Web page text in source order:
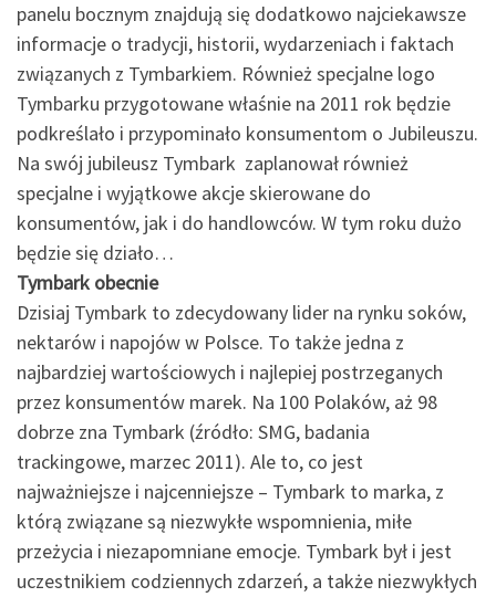
panelu bocznym znajdują się dodatkowo najciekawsze
informacje o tradycji, historii, wydarzeniach i faktach
związanych z Tymbarkiem. Również specjalne logo
Tymbarku przygotowane właśnie na 2011 rok będzie
podkreślało i przypominało konsumentom o Jubileuszu.
Na swój jubileusz Tymbark zaplanował również
specjalne i wyjątkowe akcje skierowane do
konsumentów, jak i do handlowców. W tym roku dużo
będzie się działo…
Tymbark obecnie
Dzisiaj Tymbark to zdecydowany lider na rynku soków,
nektarów i napojów w Polsce. To także jedna z
najbardziej wartościowych i najlepiej postrzeganych
przez konsumentów marek. Na 100 Polaków, aż 98
dobrze zna Tymbark (źródło: SMG, badania
trackingowe, marzec 2011). Ale to, co jest
najważniejsze i najcenniejsze – Tymbark to marka, z
którą związane są niezwykłe wspomnienia, miłe
przeżycia i niezapomniane emocje. Tymbark był i jest
uczestnikiem codziennych zdarzeń, a także niezwykłych